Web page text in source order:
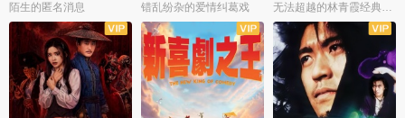
陌生的匿名消息 错乱纷杂的爱情纠葛戏 无法超越的林青霞经典角色